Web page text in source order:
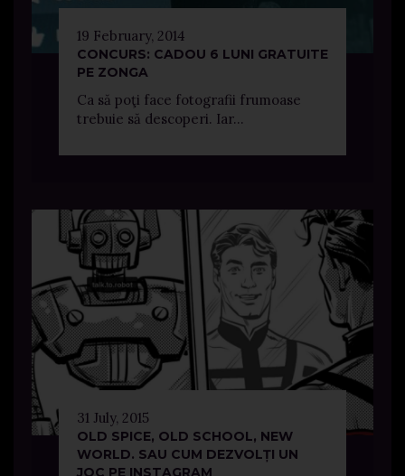
19 February, 2014
CONCURS: CADOU 6 LUNI GRATUITE
PE ZONGA
Ca să poţi face fotografii frumoase
trebuie să descoperi. Iar...
31 July, 2015
OLD SPICE, OLD SCHOOL, NEW
WORLD. SAU CUM DEZVOLȚI UN
JOC PE INSTAGRAM